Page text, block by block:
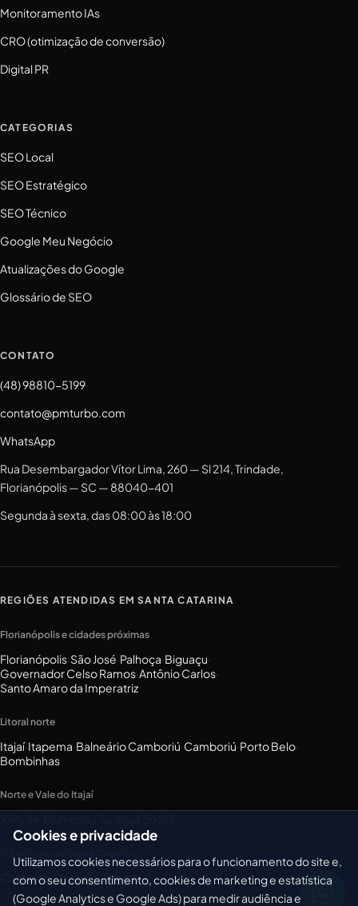
Monitoramento IAs
CRO (otimização de conversão)
Digital PR
CATEGORIAS
SEO Local
SEO Estratégico
SEO Técnico
Google Meu Negócio
Atualizações do Google
Glossário de SEO
CONTATO
(48) 98810-5199
contato@pmturbo.com
WhatsApp
Rua Desembargador Vítor Lima, 260 — Sl 214, Trindade,
Florianópolis — SC — 88040-401
Segunda à sexta, das 08:00 às 18:00
REGIÕES ATENDIDAS EM SANTA CATARINA
Florianópolis e cidades próximas
Florianópolis·São José·Palhoça·Biguaçu·
Governador Celso Ramos·Antônio Carlos·
Santo Amaro da Imperatriz
Litoral norte
Itajaí·Itapema·Balneário Camboriú·Camboriú·Porto Belo·
Bombinhas
Norte e Vale do Itajaí
Chapecó·Criciúma·Lages
Cookies e privacidade
Utilizamos cookies necessários para o funcionamento do site e,
com o seu consentimento, cookies de marketing e estatística
(Google Analytics e Google Ads) para medir audiência e